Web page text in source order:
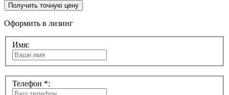
Получить точную цену
Оформить в лизинг
Имя:
Телефон *: